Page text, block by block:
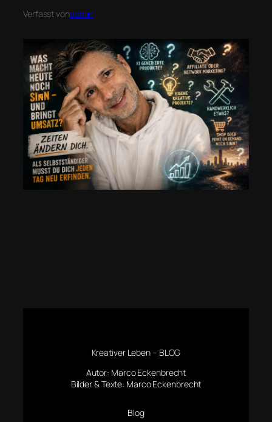
Verfasst vonadmin
Kreativer Leben – BLOG
Autor: Marco Eckenbrecht
Bilder & Texte: Marco Eckenbrecht
Blog